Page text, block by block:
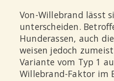
Von-Willebrand lässt
unterscheiden.
Hunderassen, auch
weisen jedoch
Variante vom Typ 1
Willebrand-Faktor im